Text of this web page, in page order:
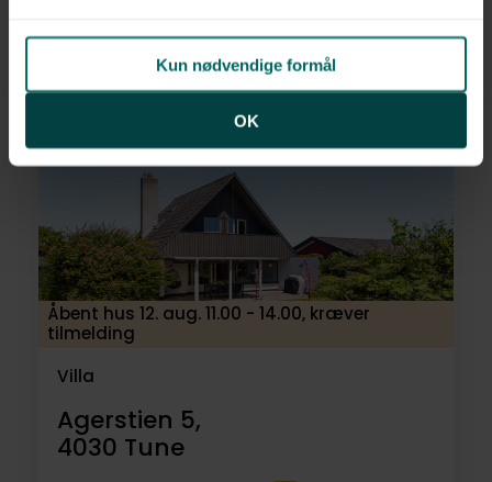
Kun nødvendige formål
OK
2690Karlslunde
4.995.000 kr.158 m²5 rum
Åbent hus 12. aug. 11.00 - 14.00, kræver
tilmelding
Villa
Agerstien 5,
4030 Tune